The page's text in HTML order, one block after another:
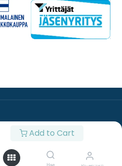
Add to Cart
Hae